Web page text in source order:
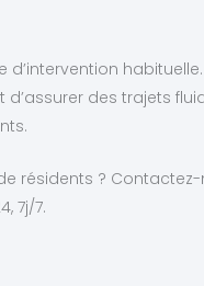
des trajets
résidents ?
7j/7.